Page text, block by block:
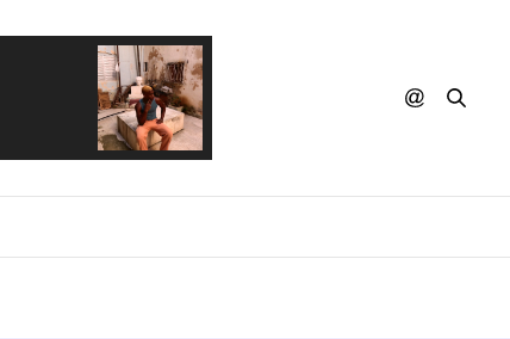
FEDERICO AUBELE - What We Lost